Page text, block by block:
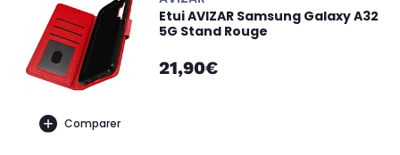
Comparer
Etui AVIZAR Samsung Galaxy A32
5G Stand Rouge
21,90€